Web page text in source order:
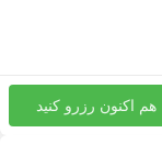
هم اکنون رزرو کنید